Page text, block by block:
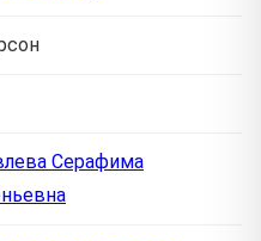
Серафима